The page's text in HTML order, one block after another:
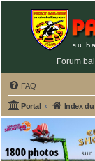
Forum
FAQ
Portal Index du